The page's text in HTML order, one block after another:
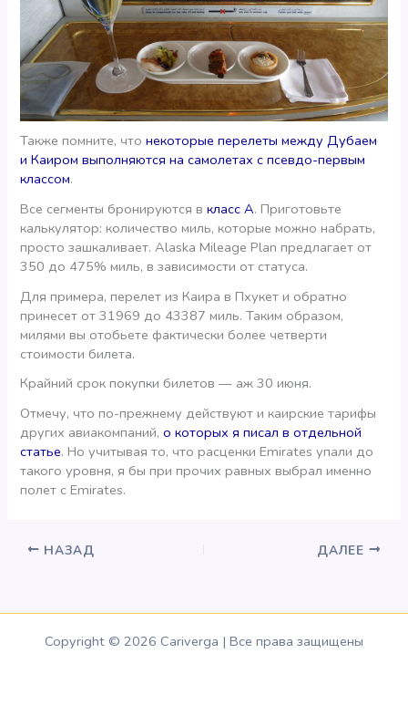
Также помните, чтонекоторые перелеты между Дубаем
и Каиром выполняются на самолетах с псевдо-первым
классом.
Все сегменты бронируются вкласс А. Приготовьте
калькулятор: количество миль, которые можно набрать,
просто зашкаливает. Alaska Mileage Plan предлагает от
350 до 475% миль, в зависимости от статуса.
Для примера, перелет из Каира в Пхукет и обратно
принесет от 31969 до 43387 миль. Таким образом,
милями вы отобьете фактически более четверти
стоимости билета.
Крайний срок покупки билетов — аж 30 июня.
Отмечу, что по-прежнему действуют и каирские тарифы
других авиакомпаний,о которых я писал в отдельной
статье. Но учитывая то, что расценки Emirates упали до
такого уровня, я бы при прочих равных выбрал именно
полет с Emirates.
НАЗАД ДАЛЕЕ
Copyright © 2026 Cariverga | Все права защищены